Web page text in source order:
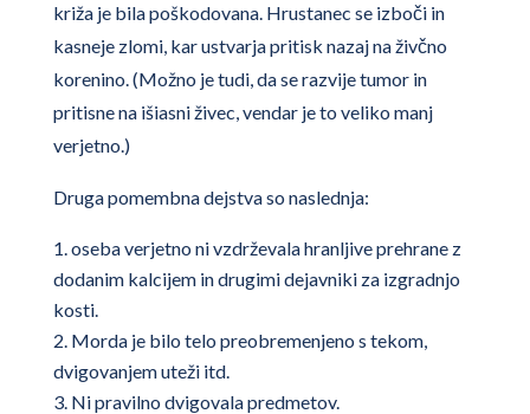
križa je bila poškodovana. Hrustanec se izboči in
kasneje zlomi, kar ustvarja pritisk nazaj na živčno
korenino. (Možno je tudi, da se razvije tumor in
pritisne na išiasni živec, vendar je to veliko manj
verjetno.)
Druga pomembna dejstva so naslednja:
oseba verjetno ni vzdrževala hranljive prehrane z
dodanim kalcijem in drugimi dejavniki za izgradnjo
kosti.
Morda je bilo telo preobremenjeno s tekom,
dvigovanjem uteži itd.
Ni pravilno dvigovala predmetov.